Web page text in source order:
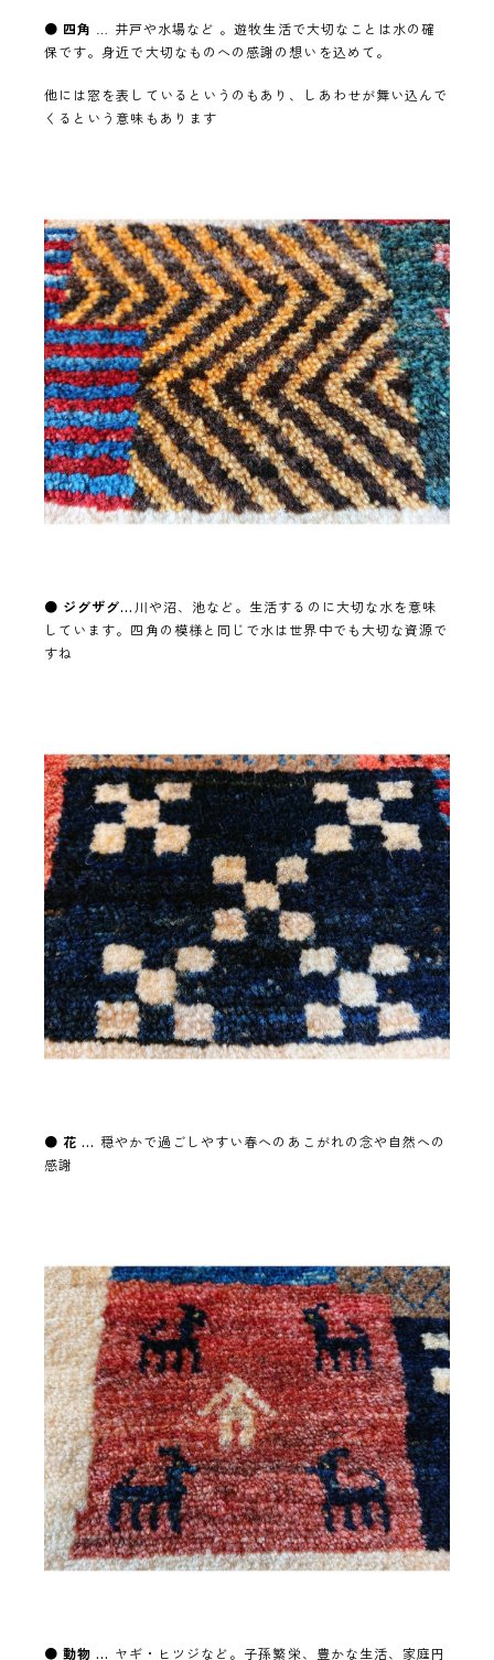
● 四角
… 井戸や水場など 。遊牧生活で大切なことは水の確
保です。身近で大切なものへの感謝の想いを込めて。
他には窓を表しているというのもあり、しあわせが舞い込んで
くるという意味もあります
● ジグザグ… 川や沼、池など。生活するのに大切な水を意味
しています。四角の模様と同じで水は世界中でも大切な資源で
すね
● 花 … 穏やかで過ごしやすい春へのあこがれの念や自然への
感謝
●動物 … ヤギ・ヒツジなど。子孫繁栄、豊かな生活、家庭円